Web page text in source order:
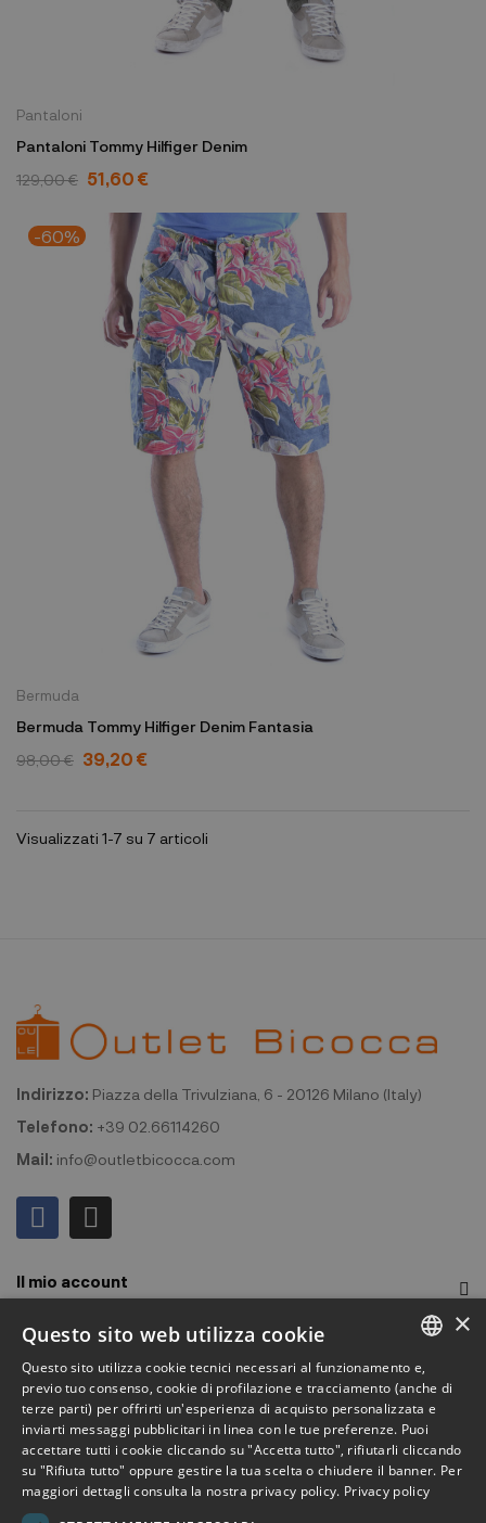
Pantaloni
Pantaloni Tommy Hilfiger Denim
129,00 € 51,60 €
-60%
Bermuda
Bermuda Tommy Hilfiger Denim Fantasia
98,00 € 39,20 €
Visualizzati 1-7 su 7 articoli
Indirizzo: Piazza della Trivulziana, 6 - 20126 Milano (Italy)
Telefono: +39 02.66114260
Mail: info@outletbicocca.com
Il mio account
Outlet Bicocca
Iscriviti alla Newsletter
Iscriviti per ricevere accesso anticipato a saldi, ultimi arrivi,
promozioni e molto altro.
ITALIAN
ENGLISH
FRENCH
GERMAN
×
Questo sito web utilizza cookie
Questo sito utilizza cookie tecnici necessari al funzionamento e,
previo tuo consenso, cookie di profilazione e tracciamento (anche di
terze parti) per offrirti un'esperienza di acquisto personalizzata e
inviarti messaggi pubblicitari in linea con le tue preferenze. Puoi
accettare tutti i cookie cliccando su "Accetta tutto", rifiutarli cliccando
su "Rifiuta tutto" oppure gestire la tua scelta o chiudere il banner. Per
maggiori dettagli consulta la nostra privacy policy. Privacy policy